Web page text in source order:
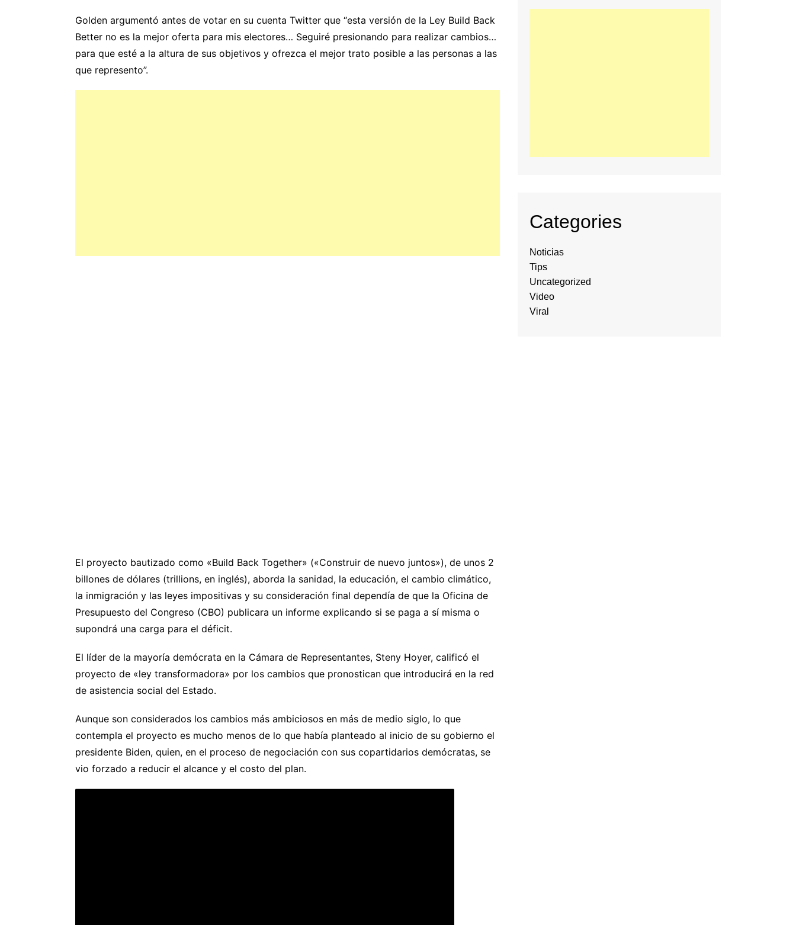
Golden argumentó antes de votar en su cuenta Twitter que “esta versión de la Ley Build Back
Better no es la mejor oferta para mis electores… Seguiré presionando para realizar cambios…
para que esté a la altura de sus objetivos y ofrezca el mejor trato posible a las personas a las
que represento”.
El proyecto bautizado como «Build Back Together» («Construir de nuevo juntos»), de unos 2
billones de dólares (trillions, en inglés), aborda la sanidad, la educación, el cambio climático,
la inmigración y las leyes impositivas y su consideración final dependía de que la Oficina de
Presupuesto del Congreso (CBO) publicara un informe explicando si se paga a sí misma o
supondrá una carga para el déficit.
El líder de la mayoría demócrata en la Cámara de Representantes, Steny Hoyer, calificó el
proyecto de «ley transformadora» por los cambios que pronostican que introducirá en la red
de asistencia social del Estado.
Aunque son considerados los cambios más ambiciosos en más de medio siglo, lo que
contempla el proyecto es mucho menos de lo que había planteado al inicio de su gobierno el
presidente Biden, quien, en el proceso de negociación con sus copartidarios demócratas, se
vio forzado a reducir el alcance y el costo del plan.
Categories
Noticias
Tips
Uncategorized
Video
Viral